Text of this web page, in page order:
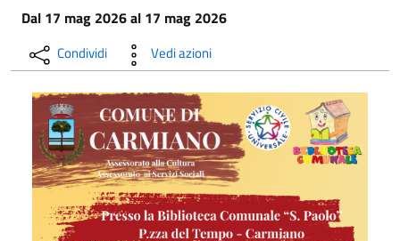
Dal 17 mag 2026al 17 mag 2026
Condividi Vedi azioni